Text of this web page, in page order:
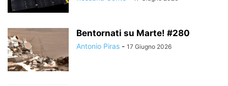
Bentornati su Marte! #280
Antonio Piras - 17 Giugno 2026